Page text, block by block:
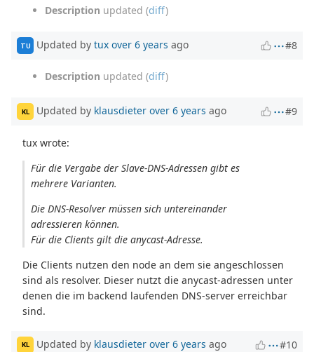
Description updated (diff)
TU Updated by tux over 6 years ago #8
Description updated (diff)
KL Updated by klausdieter over 6 years ago #9
tux wrote:
Für die Vergabe der Slave-DNS-Adressen gibt es
mehrere Varianten.
Die DNS-Resolver müssen sich untereinander
adressieren können.
Für die Clients gilt die anycast-Adresse.
Die Clients nutzen den node an dem sie angeschlossen
sind als resolver. Dieser nutzt die anycast-adressen unter
denen die im backend laufenden DNS-server erreichbar
sind.
KL Updated by klausdieter over 6 years ago #10